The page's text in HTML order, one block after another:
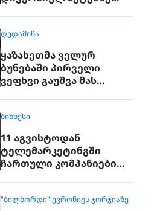
ᲓᲔᲓᲐᲛᲘᲬᲐ
ყაზახეთმა ველურ
ბუნებაში პირველი
ვეფხვი გაუშვა მას
გაქრა თურანული ვეფხვი
ᲑᲘᲖᲜᲔᲡᲘ
11 აგვისტოდან
ტელემარკეტინგში
ჩართული კომპანიები
მოქალაქეებს
"ᲑᲘᲚᲑᲝᲠᲓᲘ" ᲔᲕᲠᲝᲜᲘᲣᲡ ᲯᲝᲠᲯᲘᲐᲖᲔ